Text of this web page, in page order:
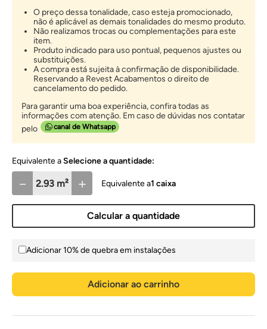
O preço dessa tonalidade, caso esteja promocionado,
não é aplicável as demais tonalidades do mesmo produto.
Não realizamos trocas ou complementações para este
item.
Produto indicado para uso pontual, pequenos ajustes ou
substituições.
A compra está sujeita à confirmação de disponibilidade.
Reservando a Revest Acabamentos o direito de
cancelamento do pedido.
Para garantir uma boa experiência, confira todas as
informações com atenção. Em caso de dúvidas nos contatar
pelo
canal de Whatsapp
＋
－
Selecione a quantidade:
1 caixa
Calcular a quantidade
Adicionar 10% de quebra em instalações
Adicionar ao carrinho